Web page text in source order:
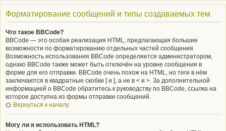
Форматирование сообщений и типы создаваемых тем
Что такое BBCode?
BBCode — это особая реализация HTML, предлагающая большие
возможности по форматированию отдельных частей сообщения.
Возможность использования BBCode определяется администратором,
однако BBCode также может быть отключён на уровне сообщения в
форме для его отправки. BBCode очень похож на HTML, но теги в нём
заключаются в квадратные скобки [ и ], а не в < и >. За дополнительной
информацией о BBCode обратитесь к руководству по BBCode, ссылка на
которое доступна из формы отправки сообщений.
Вернуться к началу
Могу ли я использовать HTML?